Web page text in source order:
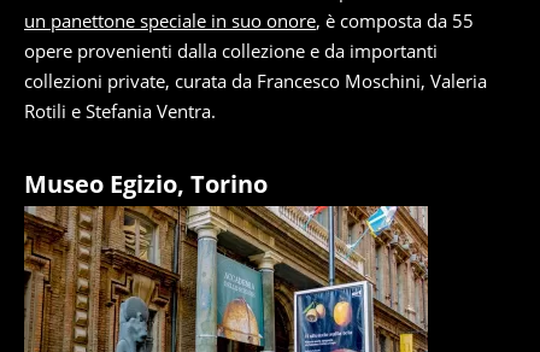
un panettone speciale in suo onore, è composta da 55
opere provenienti dalla collezione e da importanti
collezioni private, curata da Francesco Moschini, Valeria
Rotili e Stefania Ventra.
Museo Egizio, Torino